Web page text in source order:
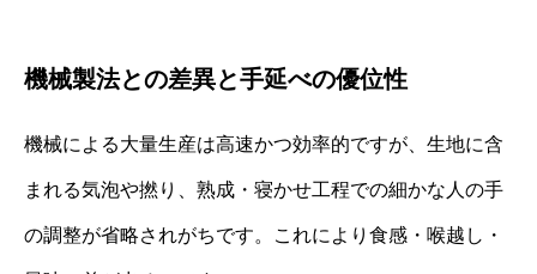
機械製法との差異と手延べの優位性
機械による大量生産は高速かつ効率的ですが、生地に含
まれる気泡や撚り、熟成・寝かせ工程での細かな人の手
の調整が省略されがちです。これにより食感・喉越し・